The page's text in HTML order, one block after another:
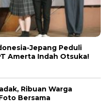
Jepang Peduli
Amerta Indah Otsuka!
Ribuan Warga
Bersama